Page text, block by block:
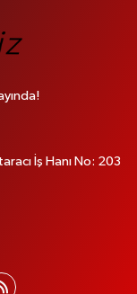
İş Hanı No: 203